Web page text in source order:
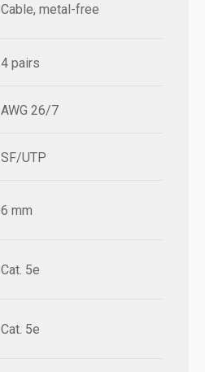
Cable, metal-free
4 pairs
AWG 26/7
SF/UTP
6 mm
Cat. 5e
Cat. 5e